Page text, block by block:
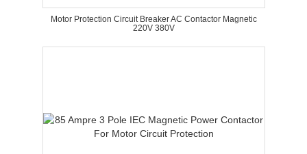
Motor Protection Circuit Breaker AC Contactor Magnetic
220V 380V